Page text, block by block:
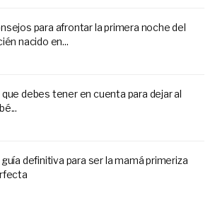
para afrontar la primera noche del
nacido en...
debes tener en cuenta para dejar al
definitiva para ser la mamá primeriza